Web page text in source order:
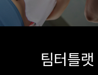
팀터틀랫